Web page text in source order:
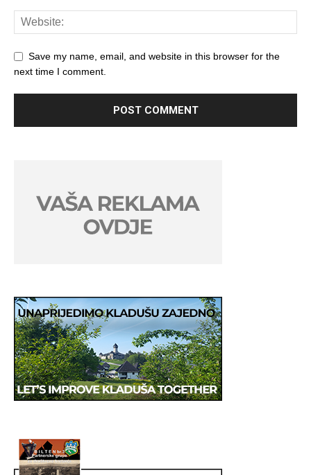
Save my name, email, and website in this browser for the
next time I comment.